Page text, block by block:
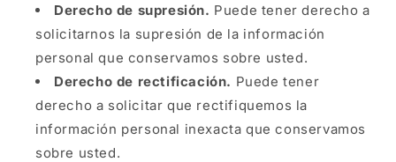
Derecho de supresión. Puede tener derecho a
solicitarnos la supresión de la información
personal que conservamos sobre usted.
Derecho de rectificación. Puede tener
derecho a solicitar que rectifiquemos la
información personal inexacta que conservamos
sobre usted.